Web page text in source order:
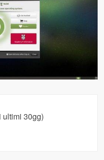
ultimi 30gg)